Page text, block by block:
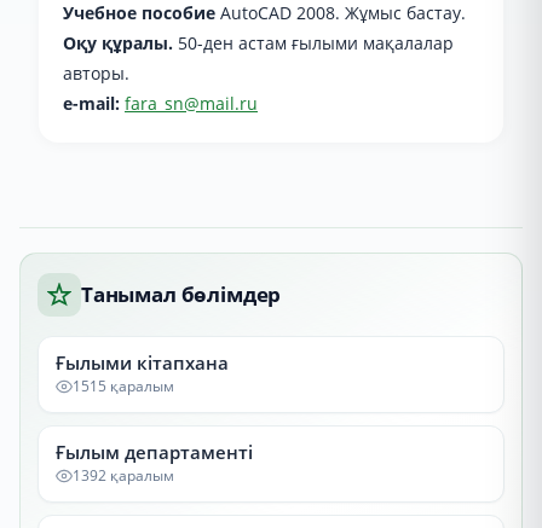
Учебное пособие AutoCAD 2008. Жұмыс бастау.
Оқу құралы. 50-ден астам ғылыми мақалалар
авторы.
e-mail: fara_sn@mail.ru
Танымал бөлімдер
Ғылыми кітапхана
1515 қаралым
Ғылым департаменті
1392 қаралым